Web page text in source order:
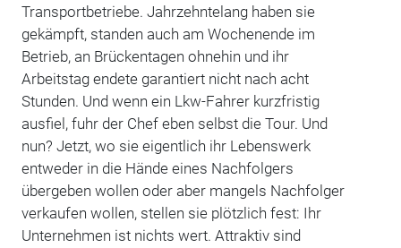
Transportbetriebe. Jahrzehntelang haben sie
gekämpft, standen auch am Wochenende im
Betrieb, an Brückentagen ohnehin und ihr
Arbeitstag endete garantiert nicht nach acht
Stunden. Und wenn ein Lkw-Fahrer kurzfristig
ausfiel, fuhr der Chef eben selbst die Tour. Und
nun? Jetzt, wo sie eigentlich ihr Lebenswerk
entweder in die Hände eines Nachfolgers
übergeben wollen oder aber mangels Nachfolger
verkaufen wollen, stellen sie plötzlich fest: Ihr
Unternehmen ist nichts wert. Attraktiv sind